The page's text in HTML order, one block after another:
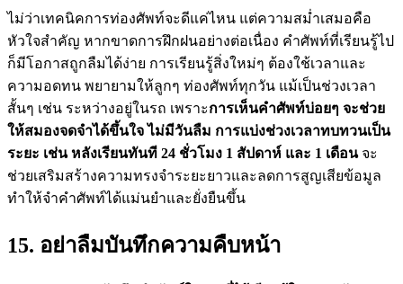
ไม่ว่าเทคนิคการท่องศัพท์จะดีแค่ไหน แต่ความสม่ำเสมอคือ
หัวใจสำคัญ หากขาดการฝึกฝนอย่างต่อเนื่อง คำศัพท์ที่เรียนรู้ไป
ก็มีโอกาสถูกลืมได้ง่าย การเรียนรู้สิ่งใหม่ๆ ต้องใช้เวลาและ
ความอดทน พยายามให้ลูกๆ ท่องศัพท์ทุกวัน แม้เป็นช่วงเวลา
สั้นๆ เช่น ระหว่างอยู่ในรถ เพราะการเห็นคำศัพท์บ่อยๆ จะช่วย
ให้สมองจดจำได้ขึ้นใจ ไม่มีวันลืม การแบ่งช่วงเวลาทบทวนเป็น
ระยะ เช่น หลังเรียนทันที 24 ชั่วโมง 1 สัปดาห์ และ 1 เดือนจะ
ช่วยเสริมสร้างความทรงจำระยะยาวและลดการสูญเสียข้อมูล
ทำให้จำคำศัพท์ได้แม่นยำและยั่งยืนขึ้น
15. อย่าลืมบันทึกความคืบหน้า